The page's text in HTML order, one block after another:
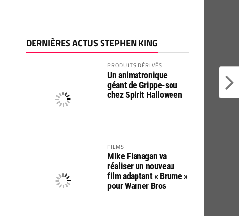
DERNIÈRES ACTUS STEPHEN KING
PRODUITS DÉRIVÉS
Un animatronique
géant de Grippe-sou
chez Spirit Halloween
FILMS
Mike Flanagan va
réaliser un nouveau
film adaptant « Brume »
pour Warner Bros